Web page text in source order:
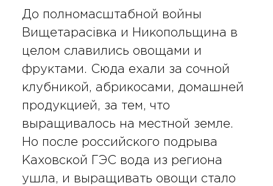
До полномасштабной войны
Вищетарасівка и Никопольщина в
целом славились овощами и
фруктами. Сюда ехали за сочной
клубникой, абрикосами, домашней
продукцией, за тем, что
выращивалось на местной земле.
Но после российского подрыва
Каховской ГЭС вода из региона
ушла, и выращивать овощи стало